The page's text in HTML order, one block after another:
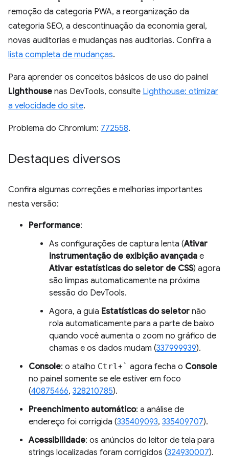
remoção da categoria PWA, a reorganização da
categoria SEO, a descontinuação da economia geral,
novas auditorias e mudanças nas auditorias. Confira a
lista completa de mudanças.
Para aprender os conceitos básicos de uso do painel
Lighthouse nas DevTools, consulte Lighthouse: otimizar
a velocidade do site.
Problema do Chromium: 772558.
Destaques diversos
Confira algumas correções e melhorias importantes
nesta versão:
Performance:
As configurações de captura lenta (Ativar
instrumentação de exibição avançada e
Ativar estatísticas do seletor de CSS) agora
são limpas automaticamente na próxima
sessão do DevTools.
Agora, a guia Estatísticas do seletor não
rola automaticamente para a parte de baixo
quando você aumenta o zoom no gráfico de
chamas e os dados mudam (337999939).
Console: o atalho Ctrl+` agora fecha o Console
no painel somente se ele estiver em foco
(40875466, 328210785).
Preenchimento automático: a análise de
endereço foi corrigida (335409093, 335409707).
Acessibilidade: os anúncios do leitor de tela para
strings localizadas foram corrigidos (324930007).